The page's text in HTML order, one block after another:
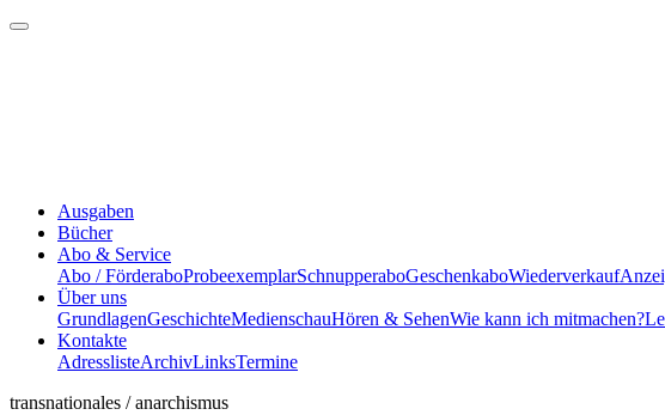
Ausgaben
Bücher
Abo & Service
Abo / FörderaboProbeexemplarSchnupperaboGeschenkaboWiederverkauf
Über uns
GrundlagenGeschichteMedienschauHören & SehenWie kann ich mitmachen?
Kontakte
AdresslisteArchivLinksTermine
transnationales / anarchismus